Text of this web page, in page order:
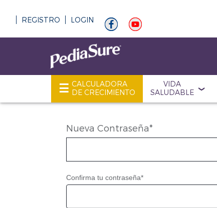
REGISTRO LOGIN
CALCULADORA
DE CRECIMIENTO
VIDA
SALUDABLE
Nueva Contraseña*
Confirma tu contraseña*